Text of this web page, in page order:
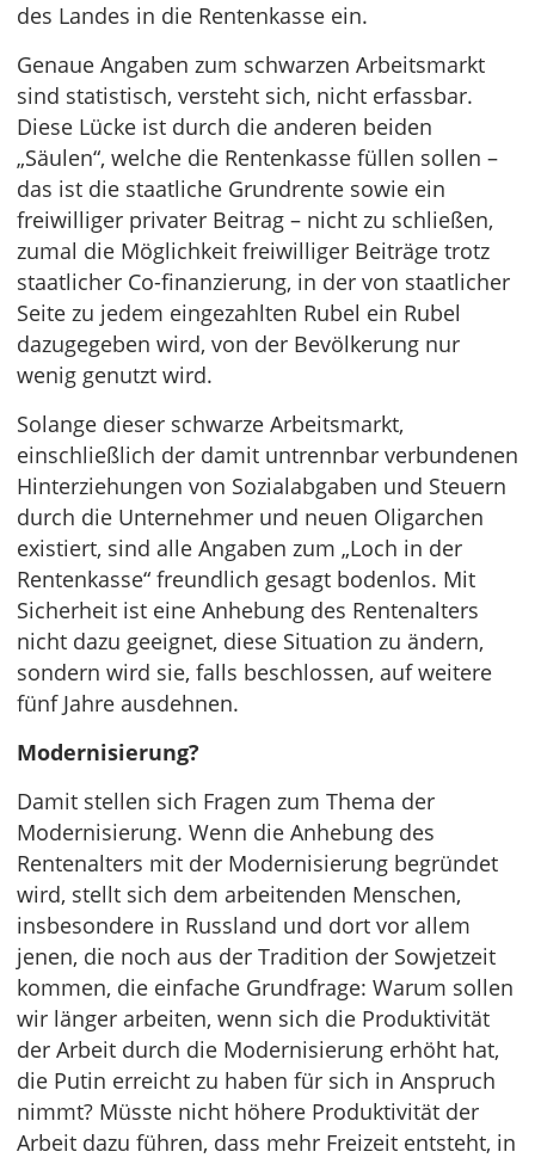
des Landes in die Rentenkasse ein.
Genaue Angaben zum schwarzen Arbeitsmarkt
sind statistisch, versteht sich, nicht erfassbar.
Diese Lücke ist durch die anderen beiden
„Säulen“, welche die Rentenkasse füllen sollen –
das ist die staatliche Grundrente sowie ein
freiwilliger privater Beitrag – nicht zu schließen,
zumal die Möglichkeit freiwilliger Beiträge trotz
staatlicher Co-finanzierung, in der von staatlicher
Seite zu jedem eingezahlten Rubel ein Rubel
dazugegeben wird, von der Bevölkerung nur
wenig genutzt wird.
Solange dieser schwarze Arbeitsmarkt,
einschließlich der damit untrennbar verbundenen
Hinterziehungen von Sozialabgaben und Steuern
durch die Unternehmer und neuen Oligarchen
existiert, sind alle Angaben zum „Loch in der
Rentenkasse“ freundlich gesagt bodenlos. Mit
Sicherheit ist eine Anhebung des Rentenalters
nicht dazu geeignet, diese Situation zu ändern,
sondern wird sie, falls beschlossen, auf weitere
fünf Jahre ausdehnen.
Modernisierung?
Damit stellen sich Fragen zum Thema der
Modernisierung. Wenn die Anhebung des
Rentenalters mit der Modernisierung begründet
wird, stellt sich dem arbeitenden Menschen,
insbesondere in Russland und dort vor allem
jenen, die noch aus der Tradition der Sowjetzeit
kommen, die einfache Grundfrage: Warum sollen
wir länger arbeiten, wenn sich die Produktivität
der Arbeit durch die Modernisierung erhöht hat,
die Putin erreicht zu haben für sich in Anspruch
nimmt? Müsste nicht höhere Produktivität der
Arbeit dazu führen, dass mehr Freizeit entsteht, in